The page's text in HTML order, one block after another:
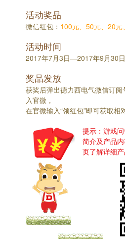
活动奖品
微信红包： 100元、50元、20
活动时间
2017年7月3日—2017年9月30日
奖品发放
获奖后弹出德力西电气微信订
入官微，
在官微输入“领红包”即可获取相
提示：游戏
简介及产品
页了解详细